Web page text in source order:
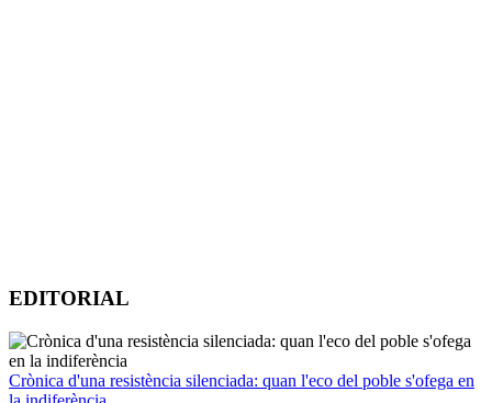
EDITORIAL
Crònica d'una resistència silenciada: quan l'eco del poble s'ofega en